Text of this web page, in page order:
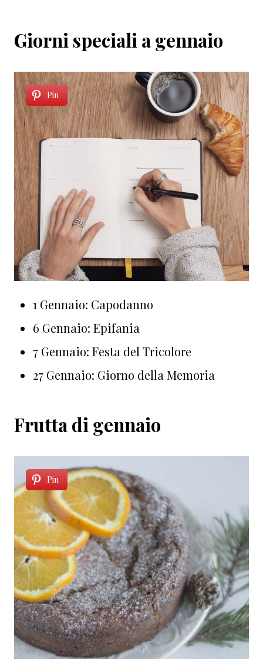
Giorni speciali a gennaio
Pin
1 Gennaio: Capodanno
6 Gennaio: Epifania
7 Gennaio: Festa del Tricolore
27 Gennaio: Giorno della Memoria
Frutta di gennaio
Pin